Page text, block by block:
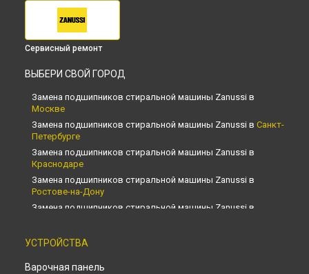
Сервисный ремонт
ВЫБЕРИ СВОЙ ГОРОД
Замена подшипников стиральной машины Zanussi в
Москве
Замена подшипников стиральной машины Zanussi в Санкт-
Петербурге
Замена подшипников стиральной машины Zanussi в
Краснодаре
Замена подшипников стиральной машины Zanussi в
Ростове-на-Дону
Замена подшипников стиральной машины Zanussi в
Замена подшипников стиральной машины Zanussi в
Новосибирске
Замена подшипников стиральной машины Zanussi в
УСТРОЙСТВА
Варочная панель